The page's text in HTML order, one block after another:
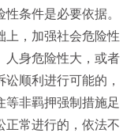
条件是必要依据。
上，加强社会危险性
人身危险性大，或者
顺利进行可能的，
等非羁押强制措施足
正常进行的，依法不